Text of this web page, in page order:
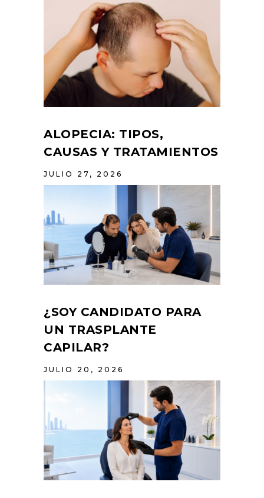
ALOPECIA: TIPOS,
CAUSAS Y TRATAMIENTOS
JULIO 27, 2026
¿SOY CANDIDATO PARA
UN TRASPLANTE
CAPILAR?
JULIO 20, 2026